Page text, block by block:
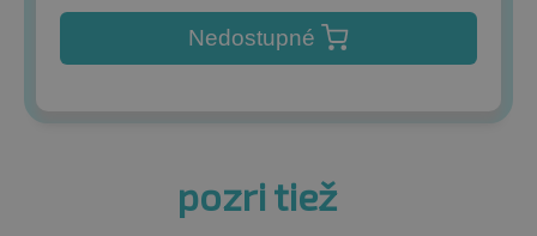
Nedostupné
pozri tiež